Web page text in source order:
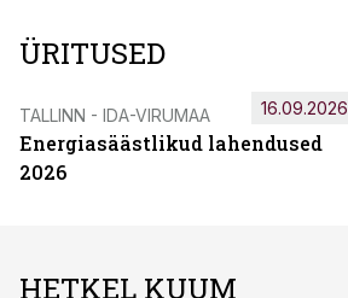
ÜRITUSED
TALLINN - IDA-VIRUMAA
Energiasäästlikud lahendused
2026
16.09.2026
HETKEL KUUM